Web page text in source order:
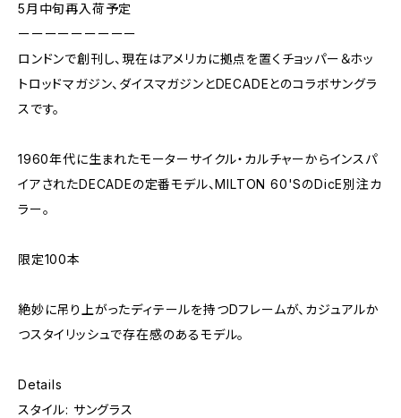
5月中旬再入荷予定
ーーーーーーーーー
ロンドンで創刊し、現在はアメリカに拠点を置くチョッパー＆ホッ
トロッドマガジン、ダイスマガジンとDECADEとのコラボサングラ
スです。
1960年代に生まれたモーターサイクル・カルチャーからインスパ
イアされたDECADEの定番モデル、MILTON 60'SのDicE別注カ
ラー。
限定100本
絶妙に吊り上がったディテールを持つDフレームが、カジュアルか
つスタイリッシュで存在感のあるモデル。
Details
スタイル: サングラス